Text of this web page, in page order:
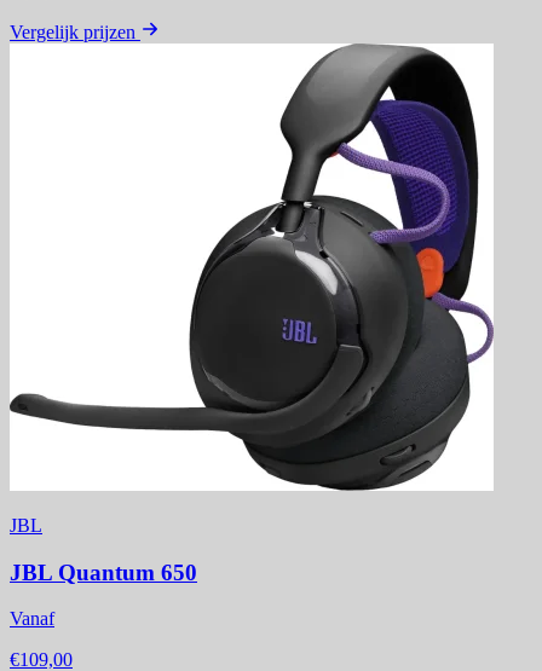
Vergelijk prijzen
JBL
JBL Quantum 650
Vanaf
€109,00